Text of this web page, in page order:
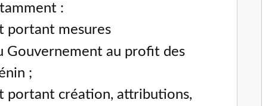
:
portant mesures
Gouvernement au profit des
;
portant création, attributions,